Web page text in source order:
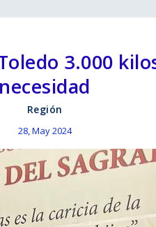
3.000
necesidad
Región
28, May 2024